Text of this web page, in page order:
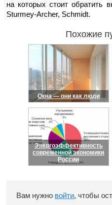
на которых стоит обратить
Sturmey-Archer, Schmidt.
Похожие
Окна — они как люди
Энергоэффективность
современной экономики
России
Вам нужно войти, чтобы